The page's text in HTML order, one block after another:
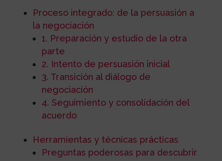
Proceso integrado: de la persuasión a
la negociación
1. Preparación y estudio de la otra
parte
2. Intento de persuasión inicial
3. Transición al diálogo de
negociación
4. Seguimiento y consolidación del
acuerdo
Herramientas y técnicas prácticas
Preguntas poderosas para descubrir